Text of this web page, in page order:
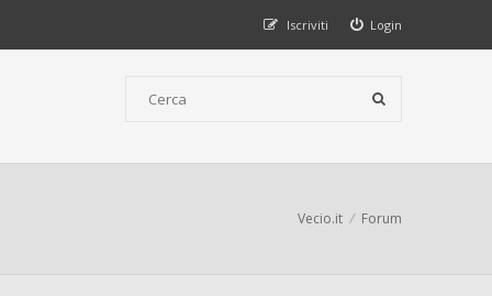
Login
Iscriviti
Vecio.it Forum